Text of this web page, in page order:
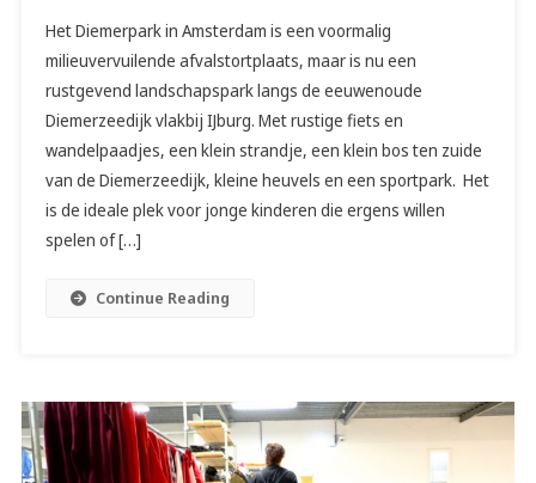
Het Diemerpark in Amsterdam is een voormalig
milieuvervuilende afvalstortplaats, maar is nu een
rustgevend landschapspark langs de eeuwenoude
Diemerzeedijk vlakbij IJburg. Met rustige fiets en
wandelpaadjes, een klein strandje, een klein bos ten zuide
van de Diemerzeedijk, kleine heuvels en een sportpark. Het
is de ideale plek voor jonge kinderen die ergens willen
spelen of […]
Continue Reading